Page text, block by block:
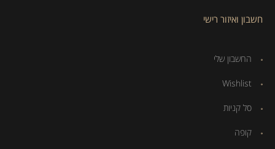
חשבון ואיזור רישי
החשבון שלי
Wishlist
סל קניות
קופה